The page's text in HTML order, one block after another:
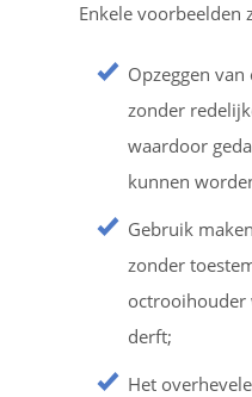
Enkele voorbeelden
Opzeggen
zonder
waardoor
kunnen
Gebruik
zonder
octrooihouder
derft;
Het